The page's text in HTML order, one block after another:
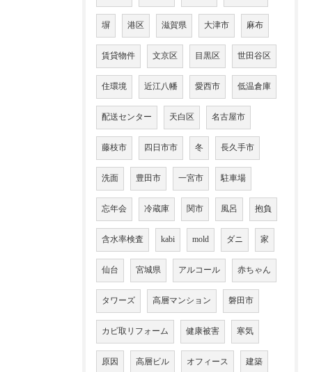
塀 港区 滋賀県 大津市 麻布
賃貸物件 文京区 目黒区 世田谷区
住環境 近江八幡 愛西市 低温倉庫
配送センター 天白区 名古屋市
藤枝市 四日市市 冬 長久手市
洗面 豊田市 一宮市 駐車場
忘年会 冷蔵庫 関市 風呂 抱負
含水率検査 kabi mold ダニ 家
仙台 宮城県 アルコール 赤ちゃん
タワーズ 高層マンション 磐田市
カビ取リフォーム 健康被害 寒気
原因 高層ビル オフィース 建築